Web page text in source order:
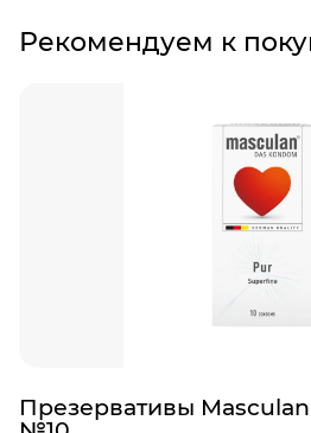
Рекомендуем к
Презервативы